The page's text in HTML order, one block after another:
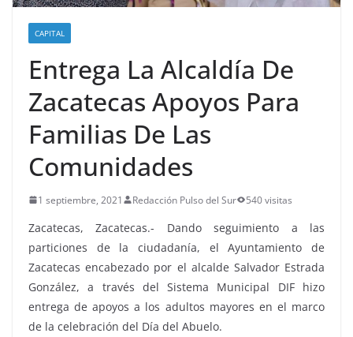
CAPITAL
Entrega La Alcaldía De
Zacatecas Apoyos Para
Familias De Las
Comunidades
1 septiembre, 2021 Redacción Pulso del Sur 540 visitas
Zacatecas, Zacatecas.- Dando seguimiento a las
particiones de la ciudadanía, el Ayuntamiento de
Zacatecas encabezado por el alcalde Salvador Estrada
González, a través del Sistema Municipal DIF hizo
entrega de apoyos a los adultos mayores en el marco
de la celebración del Día del Abuelo.